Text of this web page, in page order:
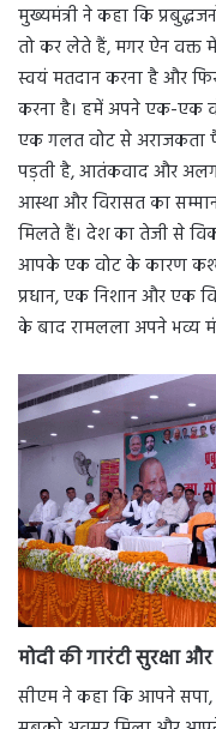
मुख्यमंत्री ने कहा कि
तो कर लेते हैं, मगर ऐन वक्त
स्वयं मतदान करना है और
करना है। हमें अपने एक-एक
एक गलत वोट से अराजकता
पड़ती है, आतंकवाद और
आस्था और विरासत का
मिलते हैं। देश का तेजी से
आपके एक वोट के कारण
प्रधान, एक निशान और एक
के बाद रामलला अपने भव्य
मोदी की गारंटी सुरक्षा
सीएम ने कहा कि आपने